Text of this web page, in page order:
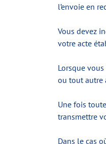
l’envoie en
Vous devez
votre acte
Lorsque
ou tout autre
Une fois
transmettre
Dans le cas